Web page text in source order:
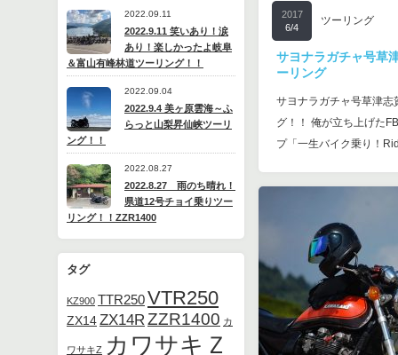
2022.09.11
2022.9.11 笑いあり！涙
あり！楽しかったよ岐阜
＆富山有峰林道ツーリング！！
2022.09.04
2022.9.4 美ヶ原雲海～ふ
らっと山梨昇仙峡ツーリ
ング！！
2022.08.27
2022.8.27 雨のち晴れ！
県道12号チョイ乗りツー
リング！！ZZR1400
タグ
KZ900 TTR250VTR250
ZX14ZX14RZZR1400 カ
ワサキZ カワサキＺ
2017
6/4
ツーリング
サヨナラガチャ号草
ーリング
サヨナラガチャ号草津志
グ！！ 俺が立ち上げた
プ「一生バイク乗り！